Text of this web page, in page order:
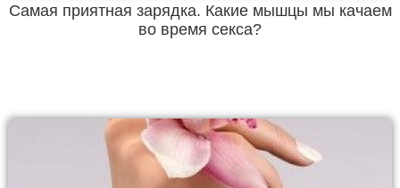
Самая приятная зарядка. Какие мышцы мы качаем
во время секса?